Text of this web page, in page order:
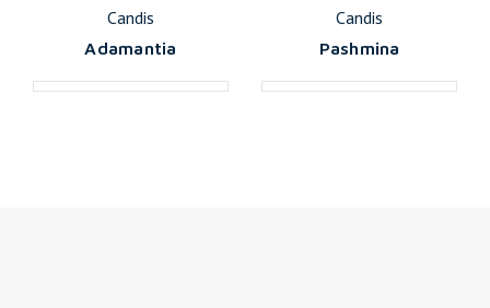
Candis
Adamantia
Candis
Pashmina